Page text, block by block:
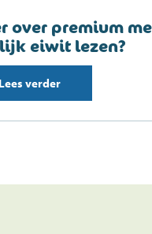
over premium
eiwit lezen?
Lees verder